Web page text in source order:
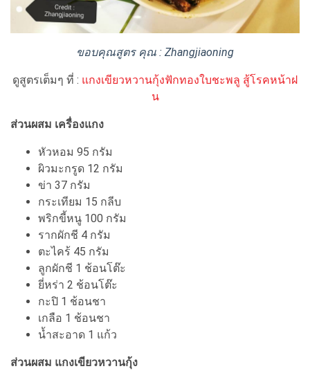
ขอบคุณสูตร คุณ : Zhangjiaoning
ดูสูตรเต็มๆ ที่ : แกงเขียวหวานกุ้งฟักทองใบชะพลู​ สู้โรคหน้าฝ
น
ส่วนผสม เครื่องแกง
หัวหอม 95​ กรัม
ผิวมะกรูด 12​ กรัม
ข่า 37​ กรัม
กระเทียม 15​ กลีบ
พริกขี้หนู 100 กรัม
รากผักชี 4 กรัม
ตะไคร้ 45​ กรัม
ลูกผักชี 1 ช้อนโต๊ะ
ยี่หร่า 2 ช้อนโต๊ะ
กะปิ 1 ช้อนชา
เกลือ 1 ช้อนชา
น้ำสะอาด 1 แก้ว
ส่วนผสม แกงเขียวหวานกุ้ง